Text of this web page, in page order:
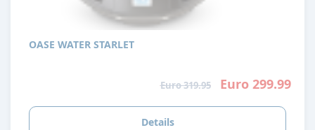
OASE WATER STARLET
Euro 319.95 Euro 299.99
Details